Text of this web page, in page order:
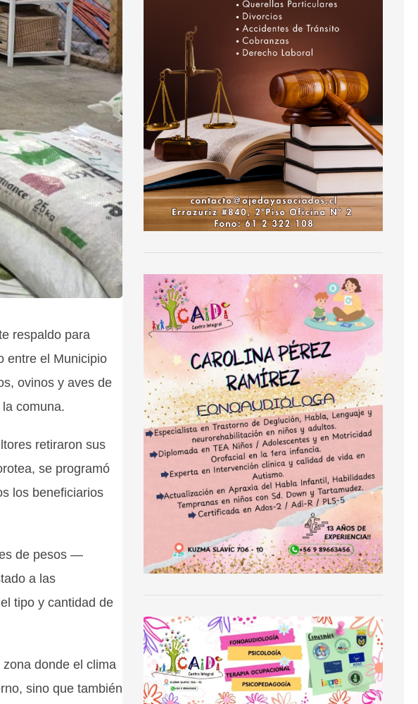
respaldo para
entre el Municipio
ovinos y aves de
comuna.
retiraron sus
se programó
los beneficiarios
de pesos —
a las
tipo y cantidad de
donde el clima
sino que también